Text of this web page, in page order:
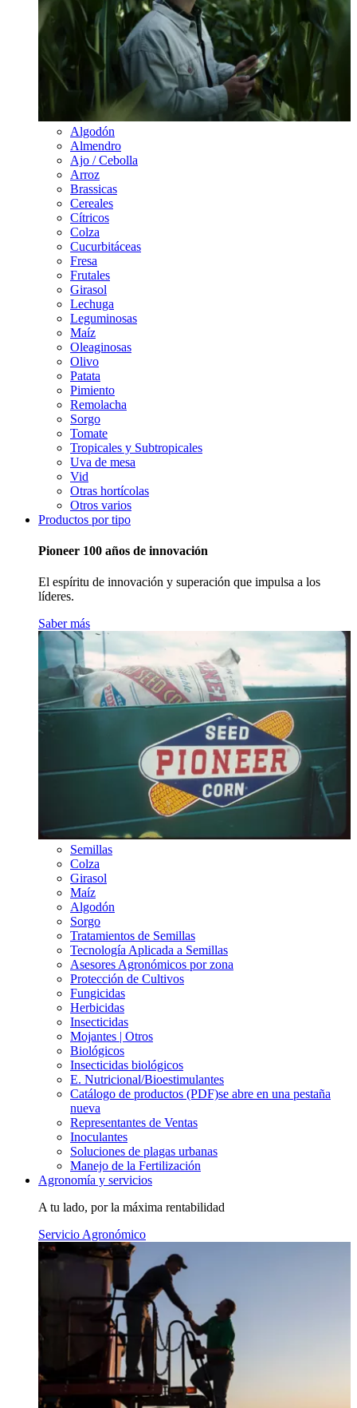
Algodón
Almendro
Ajo / Cebolla
Arroz
Brassicas
Cereales
Cítricos
Colza
Cucurbitáceas
Fresa
Frutales
Girasol
Lechuga
Leguminosas
Maíz
Oleaginosas
Olivo
Patata
Pimiento
Remolacha
Sorgo
Tomate
Tropicales y Subtropicales
Uva de mesa
Vid
Otras hortícolas
Otros varios
Productos por tipo
Pioneer 100 años de innovación
El espíritu de innovación y superación que impulsa a los
líderes.
Saber más
Semillas
Colza
Girasol
Maíz
Algodón
Sorgo
Tratamientos de Semillas
Tecnología Aplicada a Semillas
Asesores Agronómicos por zona
Protección de Cultivos
Fungicidas
Herbicidas
Insecticidas
Mojantes | Otros
Biológicos
Insecticidas biológicos
E. Nutricional/Bioestimulantes
Catálogo de productos (PDF)se abre en una pestaña
nueva
Representantes de Ventas
Inoculantes
Soluciones de plagas urbanas
Manejo de la Fertilización
Agronomía y servicios
A tu lado, por la máxima rentabilidad
Servicio Agronómico